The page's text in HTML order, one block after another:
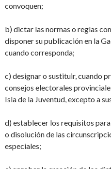
convoquen;
b) dictar las normas o reglas
disponer su publicación en la
cuando corresponda;
c) designar o sustituir, cuando
consejos electorales
Isla de la Juventud, excepto a
d) establecer los requisitos
o disolución de las
especiales;